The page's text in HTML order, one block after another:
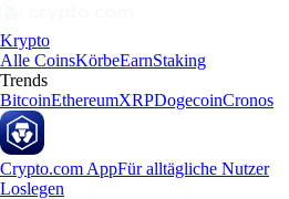
Krypto
Alle CoinsKörbeEarnStaking
Trends
BitcoinEthereumXRPDogecoinCronos
Crypto.com AppFür alltägliche Nutzer
Loslegen